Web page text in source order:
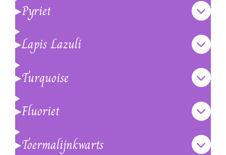
▸Pyriet
▸Lapis Lazuli
▸Turquoise
▸Fluoriet
▸Toermalijnkwarts